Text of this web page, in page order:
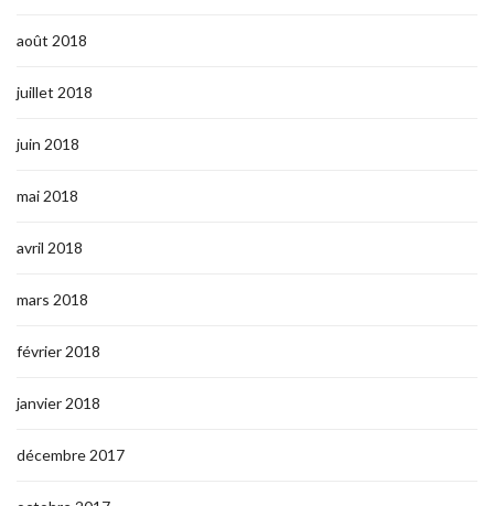
août 2018
juillet 2018
juin 2018
mai 2018
avril 2018
mars 2018
février 2018
janvier 2018
décembre 2017